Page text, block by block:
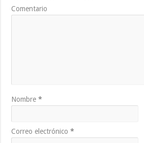
Comentario
Nombre*
Correo electrónico*